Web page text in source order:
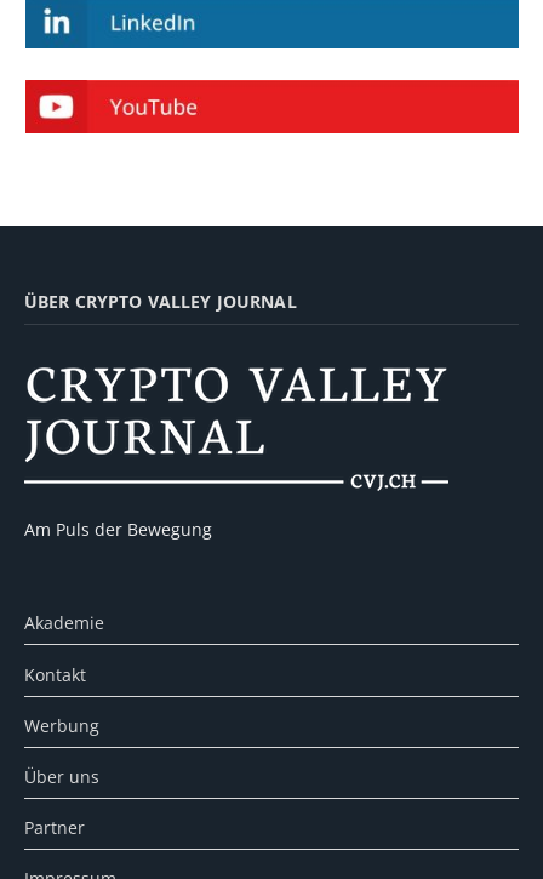
ÜBER CRYPTO VALLEY JOURNAL
Am Puls der Bewegung
Akademie
Kontakt
Werbung
Über uns
Partner